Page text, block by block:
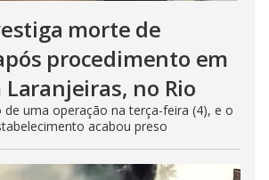
morte de
procedimento em
no Rio
de uma operação na terça-feira (4), e o
acabou preso